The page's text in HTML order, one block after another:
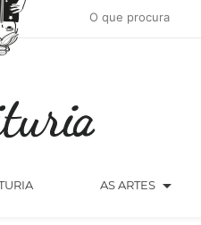
AS ARTES arrow_drop_down